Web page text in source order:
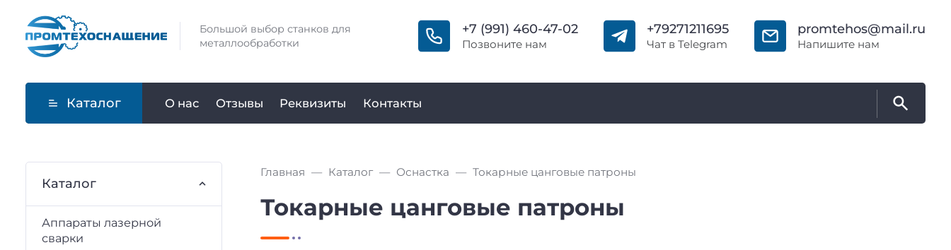
Большой выбор станков для
металлообработки
+7 (991) 460-47-02
Позвоните нам
+79271211695
Чат в Telegram
promtehos@mail.ru
Напишите нам
Каталог О нас Отзывы Реквизиты Контакты
Главная Каталог Оснастка Токарные цанговые патроны
Токарные цанговые патроны
Каталог
Аппараты лазерной
сварки